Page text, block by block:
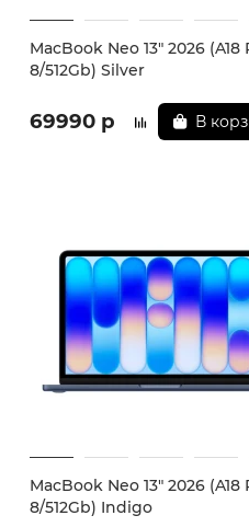
MacBook Neo 13" 2026 (A18
8/512Gb) Silver
69990 р В
MacBook Neo 13" 2026 (A18
8/512Gb) Indigo